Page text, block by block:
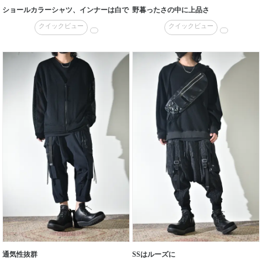
ショールカラーシャツ、インナーは白で
クイックビュー
野暮ったさの中に上品さ
クイックビュー
通気性抜群 SSはルーズに